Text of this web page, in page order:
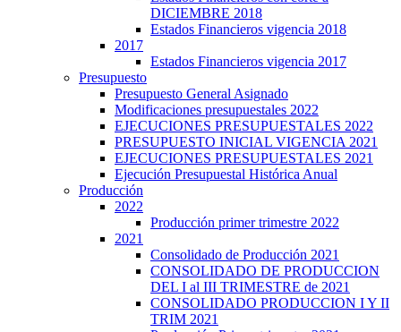
DICIEMBRE 2018
Estados Financieros vigencia 2018
2017
Estados Financieros vigencia 2017
Presupuesto
Presupuesto General Asignado
Modificaciones presupuestales 2022
EJECUCIONES PRESUPUESTALES 2022
PRESUPUESTO INICIAL VIGENCIA 2021
EJECUCIONES PRESUPUESTALES 2021
Ejecución Presupuestal Histórica Anual
Producción
2022
Producción primer trimestre 2022
2021
Consolidado de Producción 2021
CONSOLIDADO DE PRODUCCION
DEL I al III TRIMESTRE de 2021
CONSOLIDADO PRODUCCION I Y II
TRIM 2021